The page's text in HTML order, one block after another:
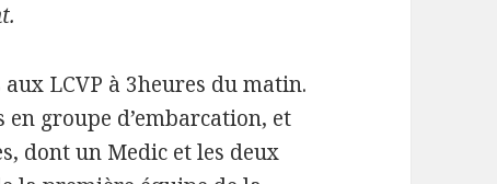
LCVP à 3heures du matin.
groupe d’embarcation, et
dont un Medic et les deux